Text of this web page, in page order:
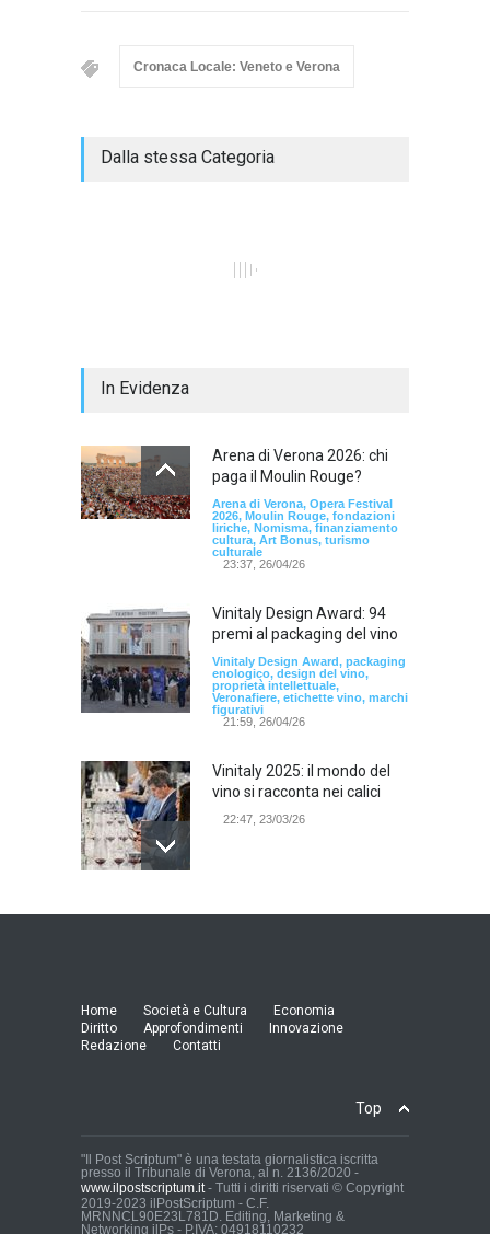
Cronaca Locale: Veneto e Verona
Dalla stessa Categoria
In Evidenza
Arena di Verona 2026: chi
paga il Moulin Rouge?
Arena di Verona, Opera Festival
2026, Moulin Rouge, fondazioni
liriche, Nomisma, finanziamento
cultura, Art Bonus, turismo
culturale
23:37, 26/04/26
Vinitaly Design Award: 94
premi al packaging del vino
Vinitaly Design Award, packaging
enologico, design del vino,
proprietà intellettuale,
Veronafiere, etichette vino, marchi
figurativi
21:59, 26/04/26
Vinitaly 2025: il mondo del
vino si racconta nei calici
22:47, 23/03/26
Model Expo Italy 2025 a
21:25, 04/03/26
Verona Domani, aumenta il
In Memoria di Albino Perolo:
L'Uomo che ha reso
Home Società e Cultura
Economia
Diritto
Approfondimenti
Innovazione
Redazione
Contatti
Top
"Il Post Scriptum" è una testata giornalistica iscritta
presso il Tribunale di Verona, al n. 2136/2020 -
www.ilpostscriptum.it- Tutti i diritti riservati © Copyright
2019-2023 ilPostScriptum - C.F.
MRNNCL90E23L781D. Editing, Marketing &
Networking ilPs - P.IVA: 04918110232